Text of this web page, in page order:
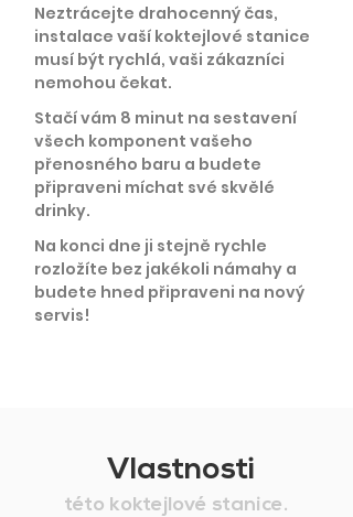
Neztrácejte drahocenný čas,
instalace vaší koktejlové stanice
musí být rychlá, vaši zákazníci
nemohou čekat.
Stačí vám 8 minut na sestavení
všech komponent vašeho
přenosného baru a budete
připraveni míchat své skvělé
drinky.
Na konci dne ji stejně rychle
rozložíte bez jakékoli námahy a
budete hned připraveni na nový
servis!
Vlastnosti
této koktejlové stanice.